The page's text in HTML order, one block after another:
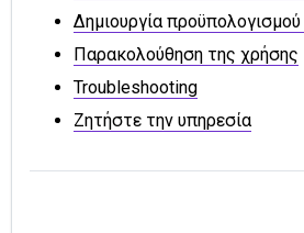
Δημιουργία
Παρακολούθηση της χρήσης
Troubleshooting
Ζητήστε την υπηρεσία